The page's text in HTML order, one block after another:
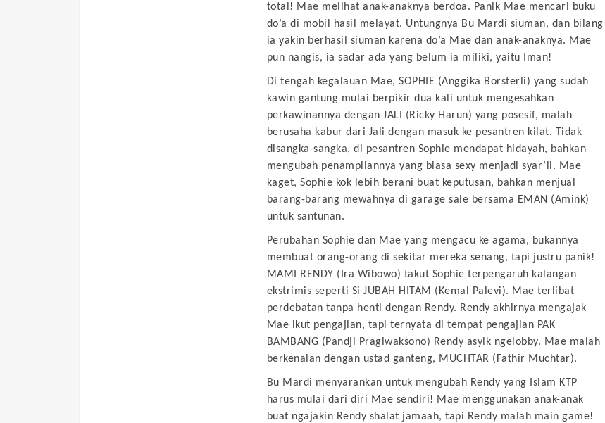
total! Mae melihat anak-anaknya berdoa. Panik Mae mencari buku
do’a di mobil hasil melayat. Untungnya Bu Mardi siuman, dan bilang
ia yakin berhasil siuman karena do’a Mae dan anak-anaknya. Mae
pun nangis, ia sadar ada yang belum ia miliki, yaitu Iman!
Di tengah kegalauan Mae, SOPHIE (Anggika Borsterli) yang sudah
kawin gantung mulai berpikir dua kali untuk mengesahkan
perkawinannya dengan JALI (Ricky Harun) yang posesif, malah
berusaha kabur dari Jali dengan masuk ke pesantren kilat. Tidak
disangka-sangka, di pesantren Sophie mendapat hidayah, bahkan
mengubah penampilannya yang biasa sexy menjadi syar’ii. Mae
kaget, Sophie kok lebih berani buat keputusan, bahkan menjual
barang-barang mewahnya di garage sale bersama EMAN (Amink)
untuk santunan.
Perubahan Sophie dan Mae yang mengacu ke agama, bukannya
membuat orang-orang di sekitar mereka senang, tapi justru panik!
MAMI RENDY (Ira Wibowo) takut Sophie terpengaruh kalangan
ekstrimis seperti Si JUBAH HITAM (Kemal Palevi). Mae terlibat
perdebatan tanpa henti dengan Rendy. Rendy akhirnya mengajak
Mae ikut pengajian, tapi ternyata di tempat pengajian PAK
BAMBANG (Pandji Pragiwaksono) Rendy asyik ngelobby. Mae malah
berkenalan dengan ustad ganteng, MUCHTAR (Fathir Muchtar).
Bu Mardi menyarankan untuk mengubah Rendy yang Islam KTP
harus mulai dari diri Mae sendiri! Mae menggunakan anak-anak
buat ngajakin Rendy shalat jamaah, tapi Rendy malah main game!